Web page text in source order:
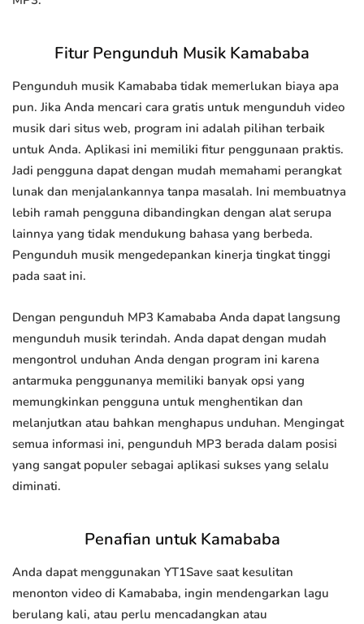
Fitur Pengunduh Musik Kamababa
Pengunduh musik Kamababa tidak memerlukan biaya apa
pun. Jika Anda mencari cara gratis untuk mengunduh video
musik dari situs web, program ini adalah pilihan terbaik
untuk Anda. Aplikasi ini memiliki fitur penggunaan praktis.
Jadi pengguna dapat dengan mudah memahami perangkat
lunak dan menjalankannya tanpa masalah. Ini membuatnya
lebih ramah pengguna dibandingkan dengan alat serupa
lainnya yang tidak mendukung bahasa yang berbeda.
Pengunduh musik mengedepankan kinerja tingkat tinggi
pada saat ini.
Dengan pengunduh MP3 Kamababa Anda dapat langsung
mengunduh musik terindah. Anda dapat dengan mudah
mengontrol unduhan Anda dengan program ini karena
antarmuka penggunanya memiliki banyak opsi yang
memungkinkan pengguna untuk menghentikan dan
melanjutkan atau bahkan menghapus unduhan. Mengingat
semua informasi ini, pengunduh MP3 berada dalam posisi
yang sangat populer sebagai aplikasi sukses yang selalu
diminati.
Penafian untuk Kamababa
Anda dapat menggunakan YT1Save saat kesulitan
menonton video di Kamababa, ingin mendengarkan lagu
berulang kali, atau perlu mencadangkan atau